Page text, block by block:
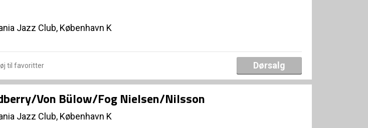
Jazz Club, København K
til favoritter Dørsalg
Von Bülow/Fog Nielsen/Nilsson
Jazz Club, København K